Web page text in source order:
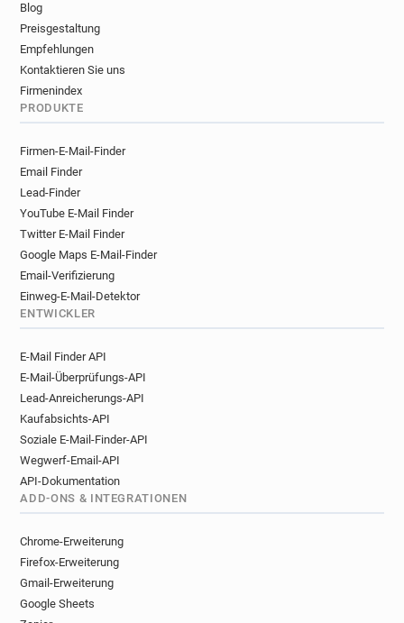
Blog
Preisgestaltung
Empfehlungen
Kontaktieren Sie uns
Firmenindex
PRODUKTE
Firmen-E-Mail-Finder
Email Finder
Lead-Finder
YouTube E-Mail Finder
Twitter E-Mail Finder
Google Maps E-Mail-Finder
Email-Verifizierung
Einweg-E-Mail-Detektor
ENTWICKLER
E-Mail Finder API
E-Mail-Überprüfungs-API
Lead-Anreicherungs-API
Kaufabsichts-API
Soziale E-Mail-Finder-API
Wegwerf-Email-API
API-Dokumentation
ADD-ONS & INTEGRATIONEN
Chrome-Erweiterung
Firefox-Erweiterung
Gmail-Erweiterung
Google Sheets